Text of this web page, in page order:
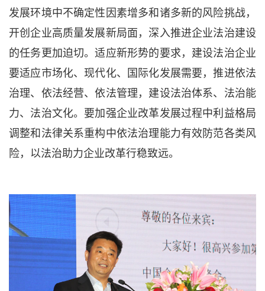
发展环境中不确定性因素增多和诸多新的风险挑战，
开创企业高质量发展新局面，深入推进企业法治建设
的任务更加迫切。适应新形势的要求，建设法治企业
要适应市场化、现代化、国际化发展需要，推进依法
治理、依法经营、依法管理，建设法治体系、法治能
力、法治文化。要加强企业改革发展过程中利益格局
调整和法律关系重构中依法治理能力有效防范各类风
险，以法治助力企业改革行稳致远。